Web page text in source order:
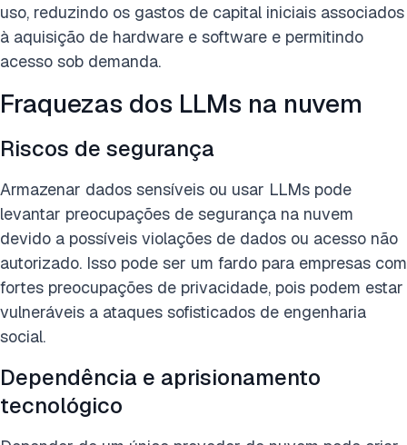
uso, reduzindo os gastos de capital iniciais associados
à aquisição de hardware e software e permitindo
acesso sob demanda.
Fraquezas dos LLMs na nuvem
Riscos de segurança
Armazenar dados sensíveis ou usar LLMs pode
levantar preocupações de segurança na nuvem
devido a possíveis violações de dados ou acesso não
autorizado. Isso pode ser um fardo para empresas com
fortes preocupações de privacidade, pois podem estar
vulneráveis a ataques sofisticados de engenharia
social.
Dependência e aprisionamento
tecnológico